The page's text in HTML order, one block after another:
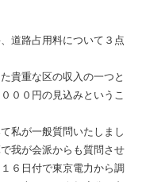
道路占用料について３点
貴重な区の収入の一つと
００円の見込みというこ
私が一般質問いたしまし
我が会派からも質問させ
６日付で東京電力から調